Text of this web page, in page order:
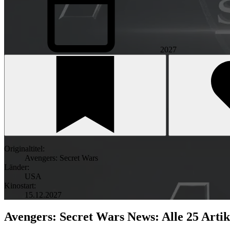
2027
Originaltitel:
Avengers: Secret Wars
Länder:
USA
Kinostart:
15.12.2027
Avengers: Secret Wars News: Alle 25